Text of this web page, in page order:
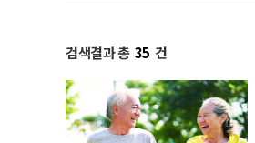
검색결과 총 35 건